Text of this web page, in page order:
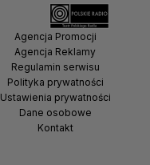
Agencja Promocji
Agencja Reklamy
Regulamin serwisu
Polityka prywatności
Ustawienia prywatności
Dane osobowe
Kontakt